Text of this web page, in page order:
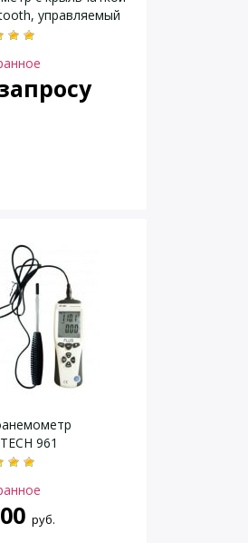
управляемый
планшета
961
руб.